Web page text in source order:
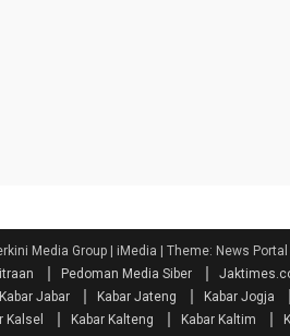
Media Group | iMedia Theme: News Portal
Pedoman Media Siber
Kabar Jabar Kabar Jateng Kabar Jogja
Kalsel Kabar Kalteng Kabar Kaltim